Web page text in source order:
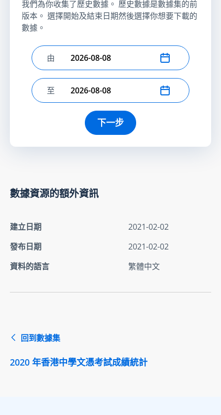
我們為你收集了歷史數據。 歷史數據是數據集的前
版本。 選擇開始及結束日期然後選擇你想要下載的
數據。
選擇開始日期
由
選擇結束日期
至
下一步
數據資源的額外資訊
建立日期
2021-02-02
發布日期
2021-02-02
資料的語言
繁體中文
回到數據集
2020 年香港中學文憑考試成績統計